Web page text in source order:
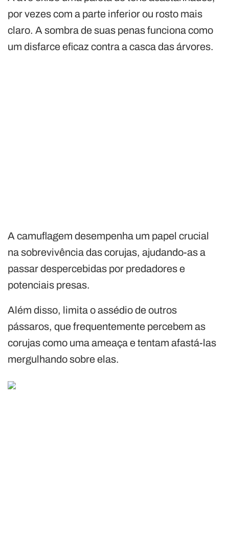
por vezes com a parte inferior ou rosto mais
claro. A sombra de suas penas funciona como
um disfarce eficaz contra a casca das árvores.
A camuflagem desempenha um papel crucial
na sobrevivência das corujas, ajudando-as a
passar despercebidas por predadores e
potenciais presas.
Além disso, limita o assédio de outros
pássaros, que frequentemente percebem as
corujas como uma ameaça e tentam afastá-las
mergulhando sobre elas.